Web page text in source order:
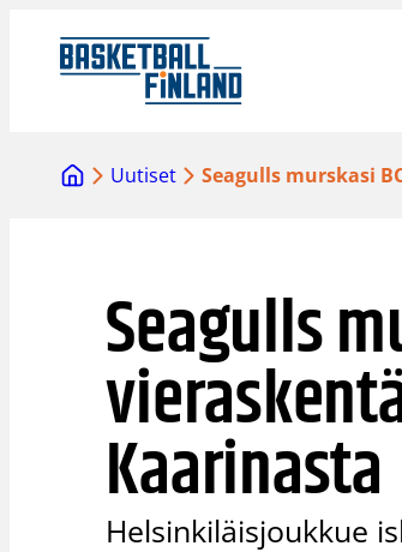
sisältöön
Uutiset Seagulls murskasi
Seagulls
Kaarinasta
Helsinkiläisjoukkue